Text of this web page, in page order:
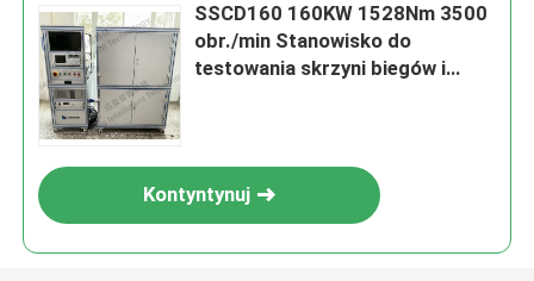
SSCD160 160KW 1528Nm 3500
obr./min Stanowisko do
testowania skrzyni biegów i
Kontyntynuj